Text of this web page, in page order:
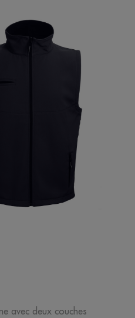
avec deux couches